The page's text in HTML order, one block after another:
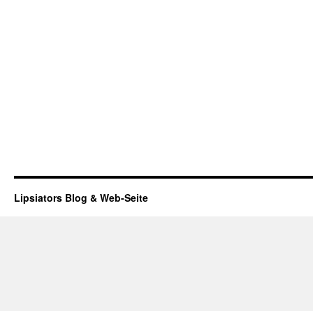
Lipsiators Blog & Web-Seite